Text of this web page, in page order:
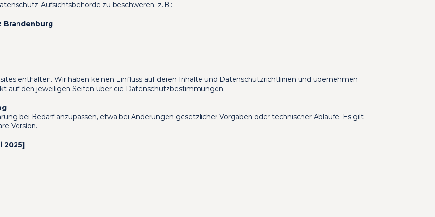
Aufsichtsbehörde zu beschweren, z. B.:
Brandenburg
enthalten. Wir haben keinen Einfluss auf deren Inhalte und Datenschutzrichtlinien und übernehmen
auf den jeweiligen Seiten über die Datenschutzbestimmungen.
bei Bedarf anzupassen, etwa bei Änderungen gesetzlicher Vorgaben oder technischer Abläufe. Es gilt
Version.
2025]